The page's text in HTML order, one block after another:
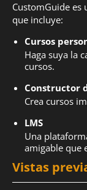
CustomGuide es
que incluye:
Cursos
Haga suya la
cursos.
Constructor
Crea cursos
LMS
Una
amigable que
Vistas